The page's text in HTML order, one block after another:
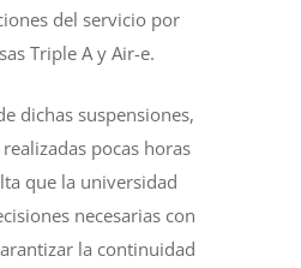
del servicio por
Triple A y Air-e.
dichas suspensiones,
pocas horas
que la universidad
necesarias con
la continuidad